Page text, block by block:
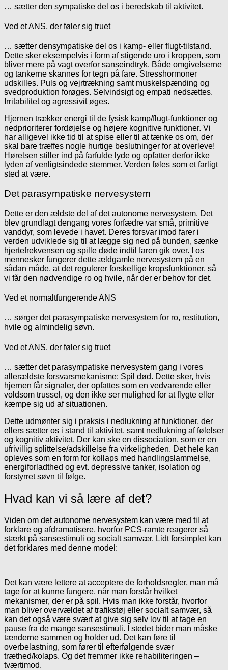
… sætter den sympatiske del os i beredskab til aktivitet.
Ved et ANS, der føler sig truet
… sætter densympatiske del os i kamp- eller flugt-tilstand.
Dette sker eksempelvis i form af stigende uro i kroppen, som
bliver mere på vagt overfor sanseindtryk. Både omgivelserne
og tankerne skannes for tegn på fare. Stresshormoner
udskilles. Puls og vejrtrækning samt muskelspænding og
svedproduktion forøges. Selvindsigt og empati nedsættes.
Irritabilitet og agressivit øges.
Hjernen trækker energi til de fysisk kamp/flugt-funktioner og
nedprioriterer fordøjelse og højere kognitive funktioner. Vi
har alligevel ikke tid til at spise eller til at tænke os om, der
skal bare træffes nogle hurtige beslutninger for at overleve!
Hørelsen stiller ind på farfulde lyde og opfatter derfor ikke
lyden af venligtsindede stemmer. Verden føles som et farligt
sted at være.
Det parasympatiske nervesystem
Dette er den ældste del af det autonome nervesystem. Det
blev grundlagt dengang vores forfædre var små, primitive
vanddyr, som levede i havet. Deres forsvar imod farer i
verden udviklede sig til at lægge sig ned på bunden, sænke
hjertefrekvensen og spille døde indtil faren gik over. I os
mennesker fungerer dette ældgamle nervesystem på en
sådan måde, at det regulerer forskellige kropsfunktioner, så
vi får den nødvendige ro og hvile, når der er behov for det.
Ved et normaltfungerende ANS
… sørger det parasympatiske nervesystem for ro, restitution,
hvile og almindelig søvn.
Ved et ANS, der føler sig truet
… sætter det parasympatiske nervesystem gang i vores
allerældste forsvarsmekanisme: Spil død. Dette sker, hvis
hjernen får signaler, der opfattes som en vedvarende eller
voldsom trussel, og den ikke ser mulighed for at flygte eller
kæmpe sig ud af situationen.
Dette udmønter sig i praksis i nedlukning af funktioner, der
ellers sætter os i stand til aktivitet, samt nedlukning af følelser
og kognitiv aktivitet. Der kan ske en dissociation, som er en
ufrivillig splittelse/adskillelse fra virkeligheden. Det hele kan
opleves som en form for kollaps med handlingslammelse,
energiforladthed og evt. depressive tanker, isolation og
forstyrret søvn til følge.
Hvad kan vi så lære af det?
Viden om det autonome nervesystem kan være med til at
forklare og afdramatisere, hvorfor PCS-ramte reagerer så
stærkt på sansestimuli og socialt samvær. Lidt forsimplet kan
det forklares med denne model:
Det kan være lettere at acceptere de forholdsregler, man må
tage for at kunne fungere, når man forstår hvilket
mekanismer, der er på spil. Hvis man ikke forstår, hvorfor
man bliver overvældet af trafikstøj eller socialt samvær, så
kan det også være svært at give sig selv lov til at tage en
pause fra de mange sansestimuli. I stedet bider man måske
tænderne sammen og holder ud. Det kan føre til
overbelastning, som fører til efterfølgende svær
træthed/kolaps. Og det fremmer ikke rehabiliteringen –
tværtimod.